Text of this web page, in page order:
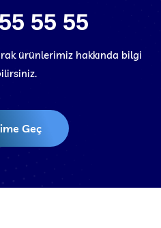
55 55
ürünlerimiz hakkında bilgi
Geç